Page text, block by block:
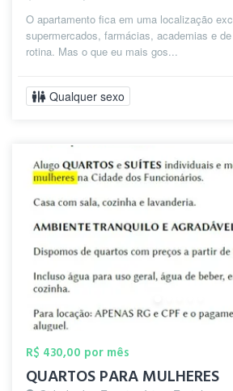
O apartamento fica em uma localização
supermercados, farmácias, academias e
rotina. Mas o que eu mais gos...
Qualquer sexo
R$ 430,00 por mês
QUARTOS PARA MULHERES